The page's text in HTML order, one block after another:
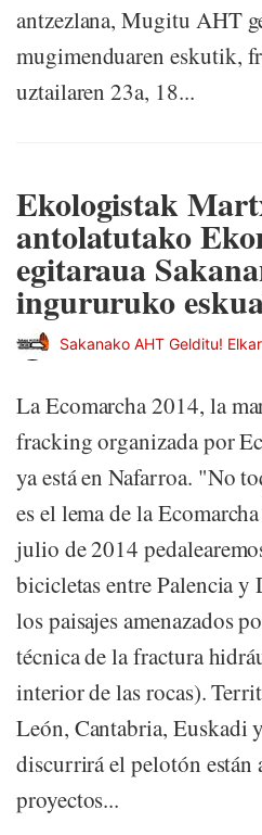
antzezlana, Mugitu AHT
mugimenduaren eskutik,
uztailaren 23a, 18...
Ekologistak
antolatutako
egitaraua
ingururuko
Sakanako AHT Gelditu!
La Ecomarcha 2014, la
fracking organizada por
ya está en Nafarroa. "No
es el lema de la
julio de 2014
bicicletas entre Palencia
los paisajes amenazados
técnica de la fractura
interior de las rocas).
León, Cantabria, Euskadi
discurrirá el pelotón están
proyectos...